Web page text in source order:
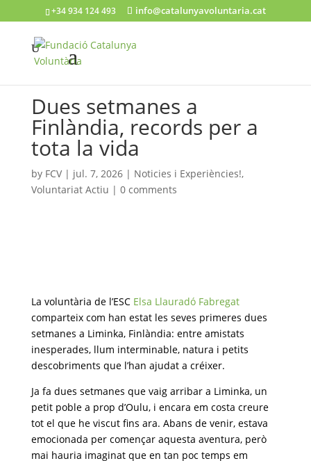
+34 934 124 493 info@catalunyavoluntaria.cat
Dues setmanes a
Finlàndia, records per a
tota la vida
by FCV| jul. 7, 2026| Noticies i Experiències!,
Voluntariat Actiu | 0 comments
La voluntària de l’ESC Elsa Llauradó Fabregat
comparteix com han estat les seves primeres dues
setmanes a Liminka, Finlàndia: entre amistats
inesperades, llum interminable, natura i petits
descobriments que l’han ajudat a créixer.
Ja fa dues setmanes que vaig arribar a Liminka, un
petit poble a prop d’Oulu, i encara em costa creure
tot el que he viscut fins ara. Abans de venir, estava
emocionada per començar aquesta aventura, però
mai hauria imaginat que en tan poc temps em